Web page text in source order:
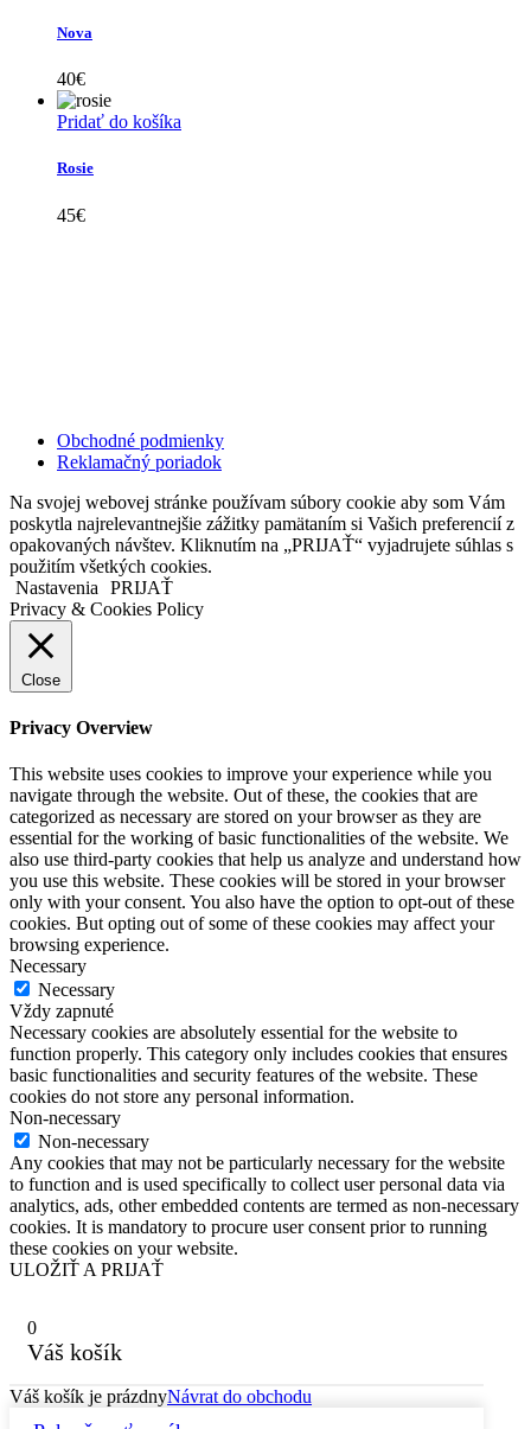
Nova
40€
Pridať do košíka
Rosie
45€
Obchodné podmienky
Reklamačný poriadok
Na svojej webovej stránke používam súbory cookie aby som Vám
poskytla najrelevantnejšie zážitky pamätaním si Vašich preferencií z
opakovaných návštev. Kliknutím na „PRIJAŤ“ vyjadrujete súhlas s
použitím všetkých cookies.
Nastavenia
PRIJAŤ
Privacy & Cookies Policy
Close
Privacy Overview
This website uses cookies to improve your experience while you
navigate through the website. Out of these, the cookies that are
categorized as necessary are stored on your browser as they are
essential for the working of basic functionalities of the website. We
also use third-party cookies that help us analyze and understand how
you use this website. These cookies will be stored in your browser
only with your consent. You also have the option to opt-out of these
cookies. But opting out of some of these cookies may affect your
browsing experience.
Necessary
Necessary
Vždy zapnuté
Necessary cookies are absolutely essential for the website to
function properly. This category only includes cookies that ensures
basic functionalities and security features of the website. These
cookies do not store any personal information.
Non-necessary
Non-necessary
Any cookies that may not be particularly necessary for the website
to function and is used specifically to collect user personal data via
analytics, ads, other embedded contents are termed as non-necessary
cookies. It is mandatory to procure user consent prior to running
these cookies on your website.
ULOŽIŤ A PRIJAŤ
0
Váš košík
Váš košík je prázdnyNávrat do obchodu